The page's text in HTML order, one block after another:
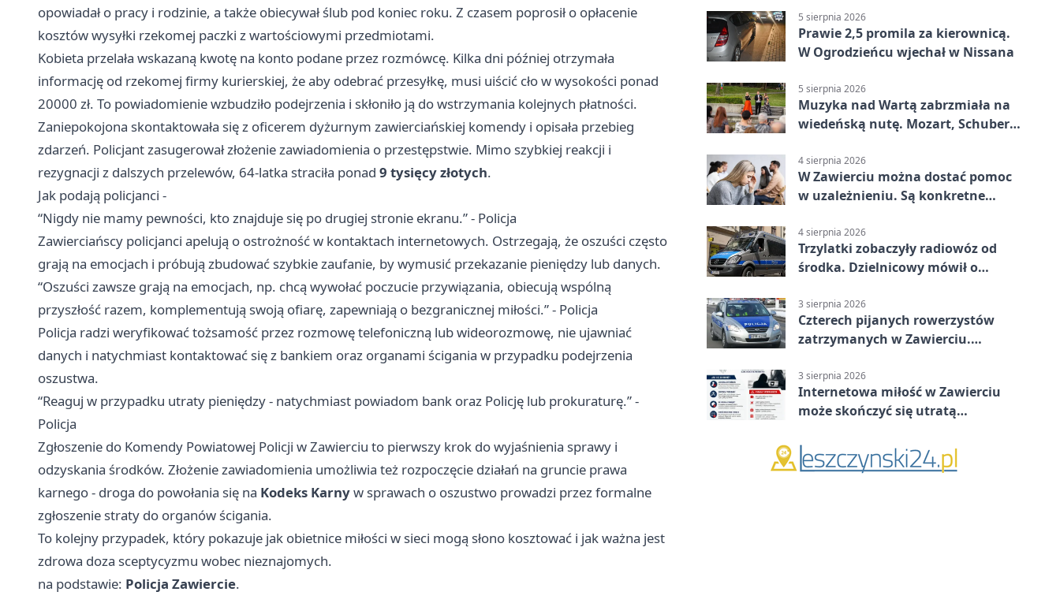
opowiadał o pracy i rodzinie, a także obiecywał ślub pod koniec roku. Z czasem poprosił o opłacenie
kosztów wysyłki rzekomej paczki z wartościowymi przedmiotami.
Kobieta przelała wskazaną kwotę na konto podane przez rozmówcę. Kilka dni później otrzymała
informację od rzekomej firmy kurierskiej, że aby odebrać przesyłkę, musi uiścić cło w wysokości ponad
20000 zł. To powiadomienie wzbudziło podejrzenia i skłoniło ją do wstrzymania kolejnych płatności.
Zaniepokojona skontaktowała się z oficerem dyżurnym zawierciańskiej komendy i opisała przebieg
zdarzeń. Policjant zasugerował złożenie zawiadomienia o przestępstwie. Mimo szybkiej reakcji i
rezygnacji z dalszych przelewów, 64-latka straciła ponad 9 tysięcy złotych.
Jak podają policjanci -
“Nigdy nie mamy pewności, kto znajduje się po drugiej stronie ekranu.” - Policja
Zawierciańscy policjanci apelują o ostrożność w kontaktach internetowych. Ostrzegają, że oszuści często
grają na emocjach i próbują zbudować szybkie zaufanie, by wymusić przekazanie pieniędzy lub danych.
“Oszuści zawsze grają na emocjach, np. chcą wywołać poczucie przywiązania, obiecują wspólną
przyszłość razem, komplementują swoją ofiarę, zapewniają o bezgranicznej miłości.” - Policja
Policja radzi weryfikować tożsamość przez rozmowę telefoniczną lub wideorozmowę, nie ujawniać
danych i natychmiast kontaktować się z bankiem oraz organami ścigania w przypadku podejrzenia
oszustwa.
“Reaguj w przypadku utraty pieniędzy - natychmiast powiadom bank oraz Policję lub prokuraturę.” -
Policja
Zgłoszenie do Komendy Powiatowej Policji w Zawierciu to pierwszy krok do wyjaśnienia sprawy i
odzyskania środków. Złożenie zawiadomienia umożliwia też rozpoczęcie działań na gruncie prawa
karnego - droga do powołania się na Kodeks Karnyw sprawach o oszustwo prowadzi przez formalne
zgłoszenie straty do organów ścigania.
To kolejny przypadek, który pokazuje jak obietnice miłości w sieci mogą słono kosztować i jak ważna jest
zdrowa doza sceptycyzmu wobec nieznajomych.
na podstawie: Policja Zawiercie.
5 sierpnia 2026
Prawie 2,5 promila za kierownicą.
W Ogrodzieńcu wjechał w Nissana
5 sierpnia 2026
Muzyka nad Wartą zabrzmiała na
wiedeńską nutę. Mozart, Schubert i
4 sierpnia 2026
W Zawierciu można dostać pomoc
w uzależnieniu. Są konkretne
4 sierpnia 2026
Trzylatki zobaczyły radiowóz od
środka. Dzielnicowy mówił o
3 sierpnia 2026
Czterech pijanych rowerzystów
zatrzymanych w Zawierciu.
promila
3 sierpnia 2026
Internetowa miłość w Zawierciu
może skończyć się utratą